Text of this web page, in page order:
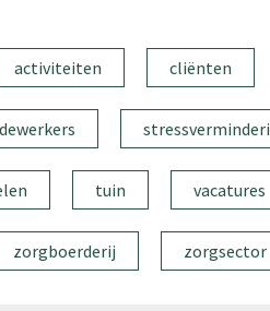
activiteiten cliënten
tuin vacatures
zorgboerderij zorgsector